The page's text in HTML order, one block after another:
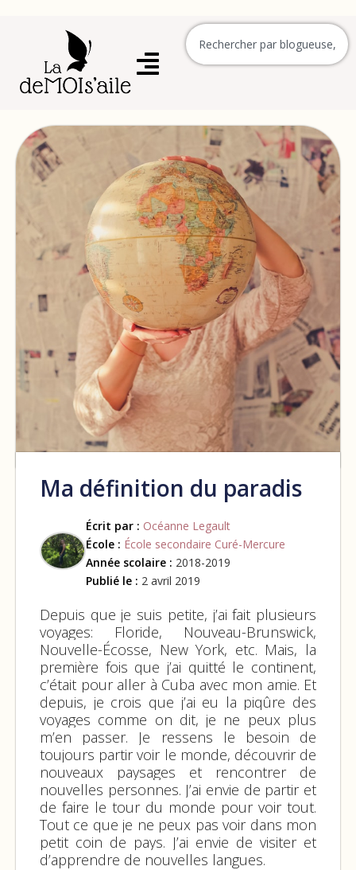
Ma définition du paradis
Écrit par : Océanne Legault
École : École secondaire Curé-Mercure
Année scolaire : 2018-2019
Publié le : 2 avril 2019
Depuis que je suis petite, j’ai fait plusieurs
voyages: Floride, Nouveau-Brunswick,
Nouvelle-Écosse, New York, etc. Mais, la
première fois que j’ai quitté le continent,
c’était pour aller à Cuba avec mon amie. Et
depuis, je crois que j’ai eu la piqûre des
voyages comme on dit, je ne peux plus
m’en passer. Je ressens le besoin de
toujours partir voir le monde, découvrir de
nouveaux paysages et rencontrer de
nouvelles personnes. J’ai envie de partir et
de faire le tour du monde pour voir tout.
Tout ce que je ne peux pas voir dans mon
petit coin de pays. J’ai envie de visiter et
d’apprendre de nouvelles langues.